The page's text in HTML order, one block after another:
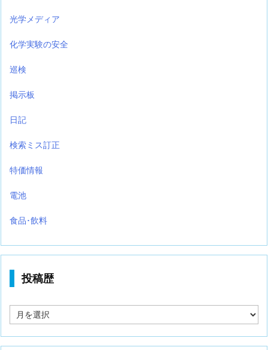
光学メディア
化学実験の安全
巡検
掲示板
日記
検索ミス訂正
特価情報
電池
食品･飲料
投稿歴
稿